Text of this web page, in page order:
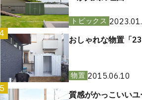
トピックス
おしゃれな物置「
物置 2015.06.10
質感がかっこいい